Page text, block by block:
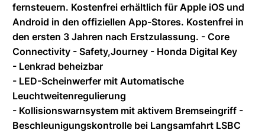
fernsteuern. Kostenfrei erhältlich für Apple iOS und
Android in den offiziellen App-Stores. Kostenfrei in
den ersten 3 Jahren nach Erstzulassung. - Core
Connectivity - Safety,Journey - Honda Digital Key
- Lenkrad beheizbar
- LED-Scheinwerfer mit Automatische
Leuchtweitenregulierung
- Kollisionswarnsystem mit aktivem Bremseingriff -
Beschleunigungskontrolle bei Langsamfahrt LSBC